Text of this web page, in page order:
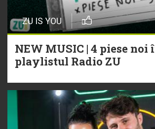
ZU IS YOU
NEW MUSIC | 4 piese noi
playlistul Radio ZU